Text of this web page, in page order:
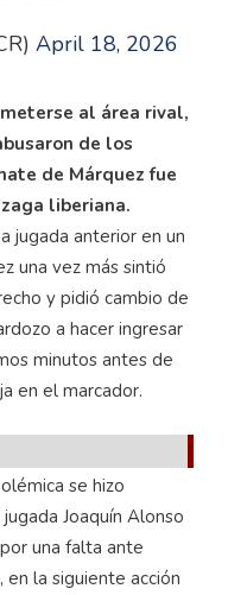
April 18, 2026
al área rival,
de los
de Márquez fue
liberiana.
jugada anterior en un
una vez más sintió
y pidió cambio de
a hacer ingresar
minutos antes de
en el marcador.
se hizo
Joaquín Alonso
una falta ante
en la siguiente acción